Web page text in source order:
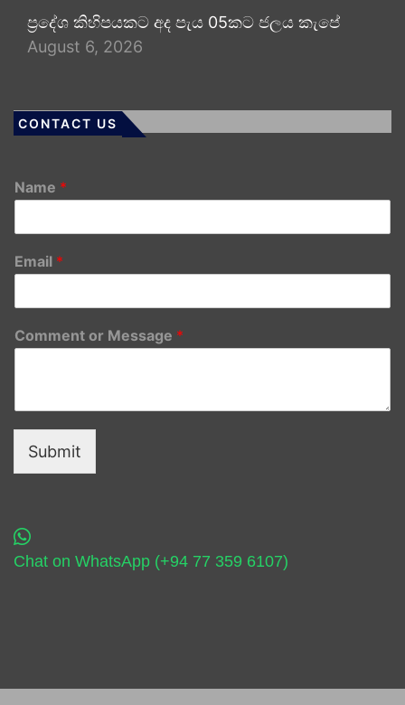
ප්‍රදේශ කිහිපයකට අද පැය 05කට ජලය කැපේ
August 6, 2026
CONTACT US
Name *
Email *
Comment or Message *
Submit
Chat on WhatsApp (+94 77 359 6107)